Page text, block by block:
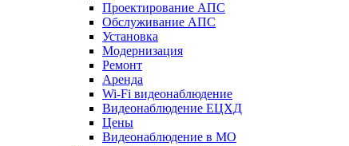
Проектирование АПС
Обслуживание АПС
Установка
Модернизация
Ремонт
Аренда
Wi-Fi видеонаблюдение
Видеонаблюдение ЕЦХД
Цены
Видеонаблюдение в МО